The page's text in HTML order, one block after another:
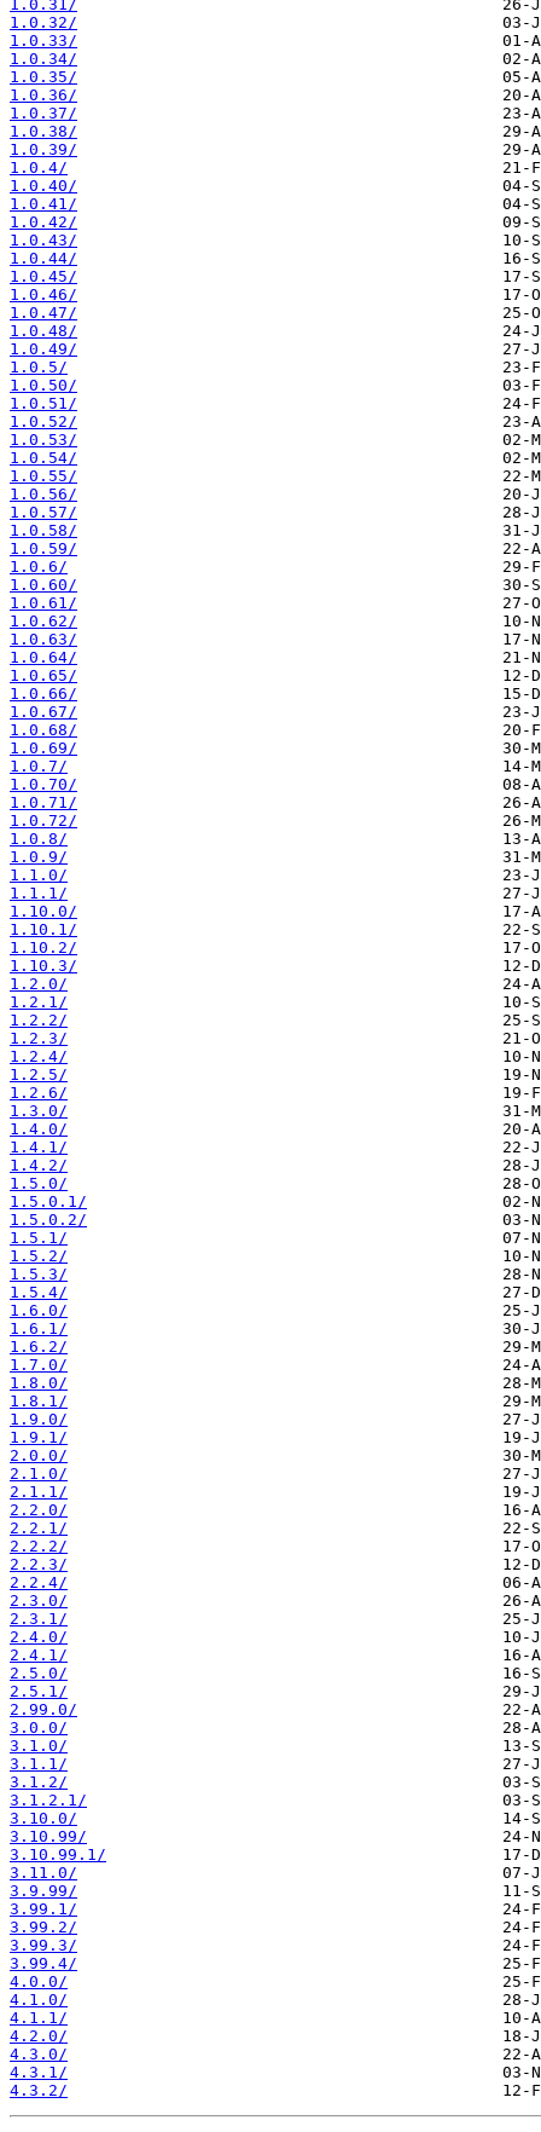
1.0.31/
1.0.32/
1.0.33/
1.0.34/
1.0.35/
1.0.36/
1.0.37/
1.0.38/
1.0.39/
1.0.4/
1.0.40/
1.0.41/
1.0.42/
1.0.43/
1.0.44/
1.0.45/
1.0.46/
1.0.47/
1.0.48/
1.0.49/
1.0.5/
1.0.50/
1.0.51/
1.0.52/
1.0.53/
1.0.54/
1.0.55/
1.0.56/
1.0.57/
1.0.58/
1.0.59/
1.0.6/
1.0.60/
1.0.61/
1.0.62/
1.0.63/
1.0.64/
1.0.65/
1.0.66/
1.0.67/
1.0.68/
1.0.69/
1.0.7/
1.0.70/
1.0.71/
1.0.72/
1.0.8/
1.0.9/
1.1.0/
1.1.1/
1.10.0/
1.10.1/
1.10.2/
1.10.3/
1.2.0/
1.2.1/
1.2.2/
1.2.3/
1.2.4/
1.2.5/
1.2.6/
1.3.0/
1.4.0/
1.4.1/
1.4.2/
1.5.0/
1.5.0.1/
1.5.0.2/
1.5.1/
1.5.2/
1.5.3/
1.5.4/
1.6.0/
1.6.1/
1.6.2/
1.7.0/
1.8.0/
1.8.1/
1.9.0/
1.9.1/
2.0.0/
2.1.0/
2.1.1/
2.2.0/
2.2.1/
2.2.2/
2.2.3/
2.2.4/
2.3.0/
2.3.1/
2.4.0/
2.4.1/
2.5.0/
2.5.1/
2.99.0/
3.0.0/
3.1.0/
3.1.1/
3.1.2/
3.1.2.1/
3.10.0/
3.10.99/
3.10.99.1/
3.11.0/
3.9.99/
3.99.1/
3.99.2/
3.99.3/
3.99.4/
4.0.0/
4.1.0/
4.1.1/
4.2.0/
4.3.0/
4.3.1/
4.3.2/